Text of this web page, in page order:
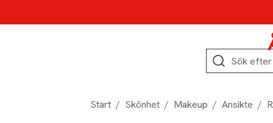
Sök
Start / Skönhet / Makeup / Ansikte /